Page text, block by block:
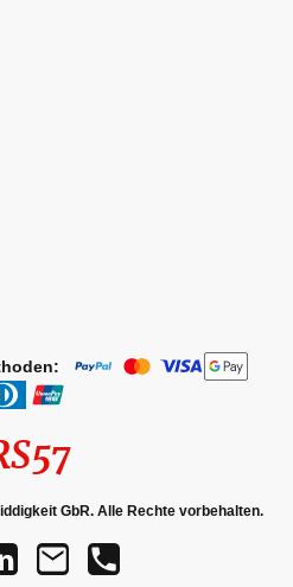
GbR. Alle Rechte vorbehalten.